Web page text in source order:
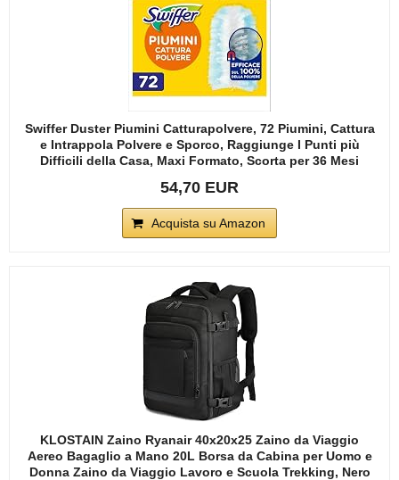
Swiffer Duster Piumini Catturapolvere, 72 Piumini, Cattura
e Intrappola Polvere e Sporco, Raggiunge I Punti più
Difficili della Casa, Maxi Formato, Scorta per 36 Mesi
54,70 EUR
Acquista su Amazon
KLOSTAIN Zaino Ryanair 40x20x25 Zaino da Viaggio
Aereo Bagaglio a Mano 20L Borsa da Cabina per Uomo e
Donna Zaino da Viaggio Lavoro e Scuola Trekking, Nero